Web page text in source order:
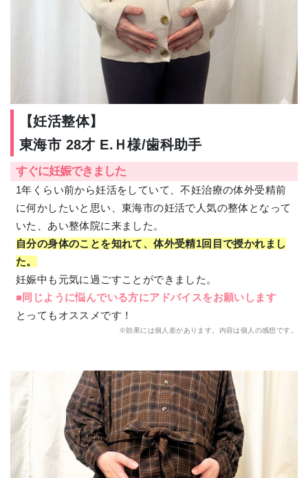
【妊活整体】
東海市 28才 E.Ｈ様/歯科助手
すぐに妊娠できました
1年くらい前から妊活をしていて、不妊治療の体外受精前
に何かしたいと思い、東海市の妊活で人気の整体となって
いた、あい整体院に来ました。
自分の身体のことを知れて、体外受精1回目で授かれまし
た。
妊娠中も元気に過ごすことができました。
■同じように悩んでいる方にアドバイスをお願いします
とってもオススメです！
※効果には個人差があります。内容は個人の感想です。